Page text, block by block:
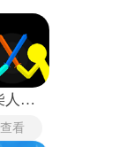
火柴人对决无广告版
查看